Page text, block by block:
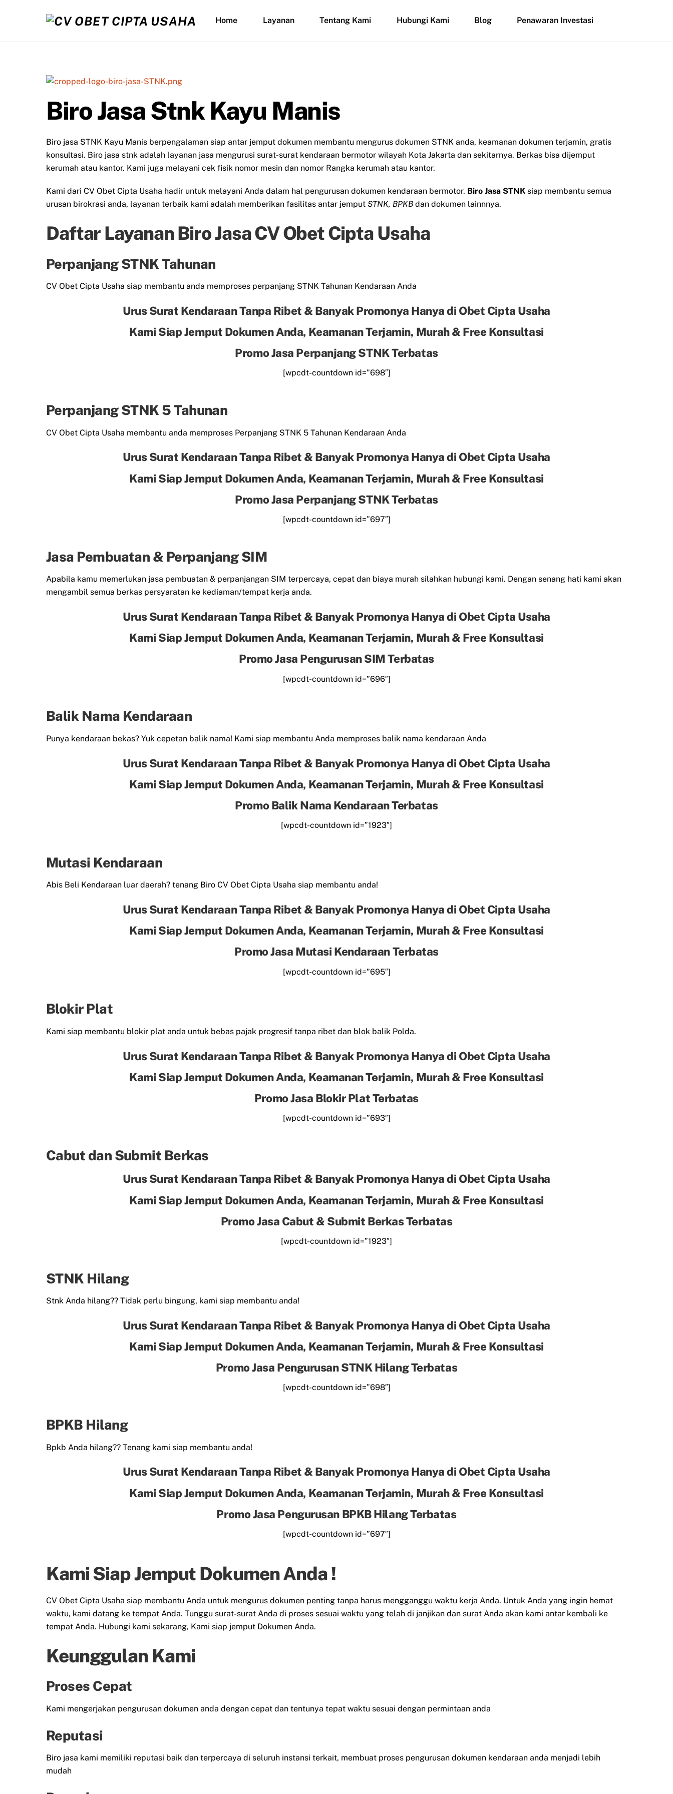
Home Layanan Tentang Kami Hubungi Kami Blog Penawaran Investasi
Biro Jasa Stnk Kayu Manis
Biro jasa STNK Kayu Manis berpengalaman siap antar jemput dokumen membantu mengurus dokumen STNK anda, keamanan dokumen terjamin, gratis
konsultasi. Biro jasa stnk adalah layanan jasa mengurusi surat-surat kendaraan bermotor wilayah Kota Jakarta dan sekitarnya. Berkas bisa dijemput
kerumah atau kantor. Kami juga melayani cek fisik nomor mesin dan nomor Rangka kerumah atau kantor.
Kami dari CV Obet Cipta Usaha hadir untuk melayani Anda dalam hal pengurusan dokumen kendaraan bermotor. Biro Jasa STNK siap membantu semua
urusan birokrasi anda, layanan terbaik kami adalah memberikan fasilitas antar jemput STNK, BPKB dan dokumen lainnnya.
Daftar Layanan Biro Jasa CV Obet Cipta Usaha
Perpanjang STNK Tahunan
CV Obet Cipta Usaha siap membantu anda memproses perpanjang STNK Tahunan Kendaraan Anda
Urus Surat Kendaraan Tanpa Ribet & Banyak Promonya Hanya di Obet Cipta Usaha
Kami Siap Jemput Dokumen Anda, Keamanan Terjamin, Murah & Free Konsultasi
Promo Jasa Perpanjang STNK Terbatas
[wpcdt-countdown id=”698″]
Perpanjang STNK 5 Tahunan
CV Obet Cipta Usaha membantu anda memproses Perpanjang STNK 5 Tahunan Kendaraan Anda
Urus Surat Kendaraan Tanpa Ribet & Banyak Promonya Hanya di Obet Cipta Usaha
Kami Siap Jemput Dokumen Anda, Keamanan Terjamin, Murah & Free Konsultasi
Promo Jasa Perpanjang STNK Terbatas
[wpcdt-countdown id=”697″]
Jasa Pembuatan & Perpanjang SIM
Apabila kamu memerlukan jasa pembuatan & perpanjangan SIM terpercaya, cepat dan biaya murah silahkan hubungi kami. Dengan senang hati kami akan
mengambil semua berkas persyaratan ke kediaman/tempat kerja anda.
Urus Surat Kendaraan Tanpa Ribet & Banyak Promonya Hanya di Obet Cipta Usaha
Kami Siap Jemput Dokumen Anda, Keamanan Terjamin, Murah & Free Konsultasi
Promo Jasa Pengurusan SIM Terbatas
[wpcdt-countdown id=”696″]
Balik Nama Kendaraan
Punya kendaraan bekas? Yuk cepetan balik nama! Kami siap membantu Anda memproses balik nama kendaraan Anda
Urus Surat Kendaraan Tanpa Ribet & Banyak Promonya Hanya di Obet Cipta Usaha
Kami Siap Jemput Dokumen Anda, Keamanan Terjamin, Murah & Free Konsultasi
Promo Balik Nama Kendaraan Terbatas
[wpcdt-countdown id=”1923″]
Mutasi Kendaraan
Abis Beli Kendaraan luar daerah? tenang Biro CV Obet Cipta Usaha siap membantu anda!
Urus Surat Kendaraan Tanpa Ribet & Banyak Promonya Hanya di Obet Cipta Usaha
Kami Siap Jemput Dokumen Anda, Keamanan Terjamin, Murah & Free Konsultasi
Promo Jasa Mutasi Kendaraan Terbatas
[wpcdt-countdown id=”695″]
Blokir Plat
Kami siap membantu blokir plat anda untuk bebas pajak progresif tanpa ribet dan blok balik Polda.
Urus Surat Kendaraan Tanpa Ribet & Banyak Promonya Hanya di Obet Cipta Usaha
Kami Siap Jemput Dokumen Anda, Keamanan Terjamin, Murah & Free Konsultasi
Promo Jasa Blokir Plat Terbatas
[wpcdt-countdown id=”693″]
Cabut dan Submit Berkas
Urus Surat Kendaraan Tanpa Ribet & Banyak Promonya Hanya di Obet Cipta Usaha
Kami Siap Jemput Dokumen Anda, Keamanan Terjamin, Murah & Free Konsultasi
Promo Jasa Cabut & Submit Berkas Terbatas
[wpcdt-countdown id=”1923″]
STNK Hilang
Stnk Anda hilang?? Tidak perlu bingung, kami siap membantu anda!
Urus Surat Kendaraan Tanpa Ribet & Banyak Promonya Hanya di Obet Cipta Usaha
Kami Siap Jemput Dokumen Anda, Keamanan Terjamin, Murah & Free Konsultasi
Promo Jasa Pengurusan STNK Hilang Terbatas
[wpcdt-countdown id=”698″]
BPKB Hilang
Bpkb Anda hilang?? Tenang kami siap membantu anda!
Urus Surat Kendaraan Tanpa Ribet & Banyak Promonya Hanya di Obet Cipta Usaha
Kami Siap Jemput Dokumen Anda, Keamanan Terjamin, Murah & Free Konsultasi
Promo Jasa Pengurusan BPKB Hilang Terbatas
[wpcdt-countdown id=”697″]
Kami Siap Jemput Dokumen Anda !
CV Obet Cipta Usaha siap membantu Anda untuk mengurus dokumen penting tanpa harus mengganggu waktu kerja Anda. Untuk Anda yang ingin hemat
waktu, kami datang ke tempat Anda. Tunggu surat-surat Anda di proses sesuai waktu yang telah di janjikan dan surat Anda akan kami antar kembali ke
tempat Anda. Hubungi kami sekarang, Kami siap jemput Dokumen Anda.
Keunggulan Kami
Proses Cepat
Kami mengerjakan pengurusan dokumen anda dengan cepat dan tentunya tepat waktu sesuai dengan permintaan anda
Reputasi
Biro jasa kami memiliki reputasi baik dan terpercaya di seluruh instansi terkait, membuat proses pengurusan dokumen kendaraan anda menjadi lebih
mudah